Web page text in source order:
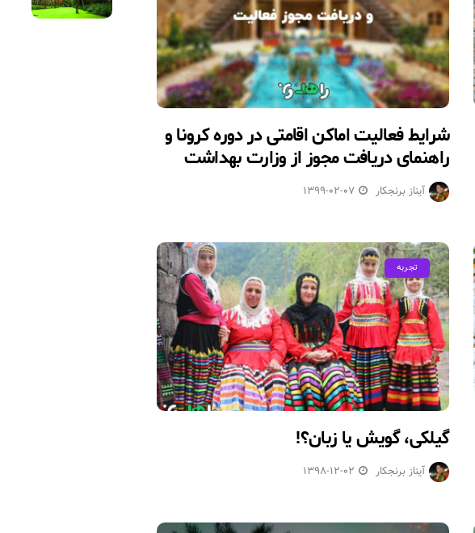
شرایط فعالیت اماکن اقامتی در دوره کرونا و
راهنمای دریافت مجوز از وزارت بهداشت
آیناز برنجکار 1399-02-07
تجربه
گیلکی، گویش یا زبان؟!
آیناز برنجکار 1398-12-02